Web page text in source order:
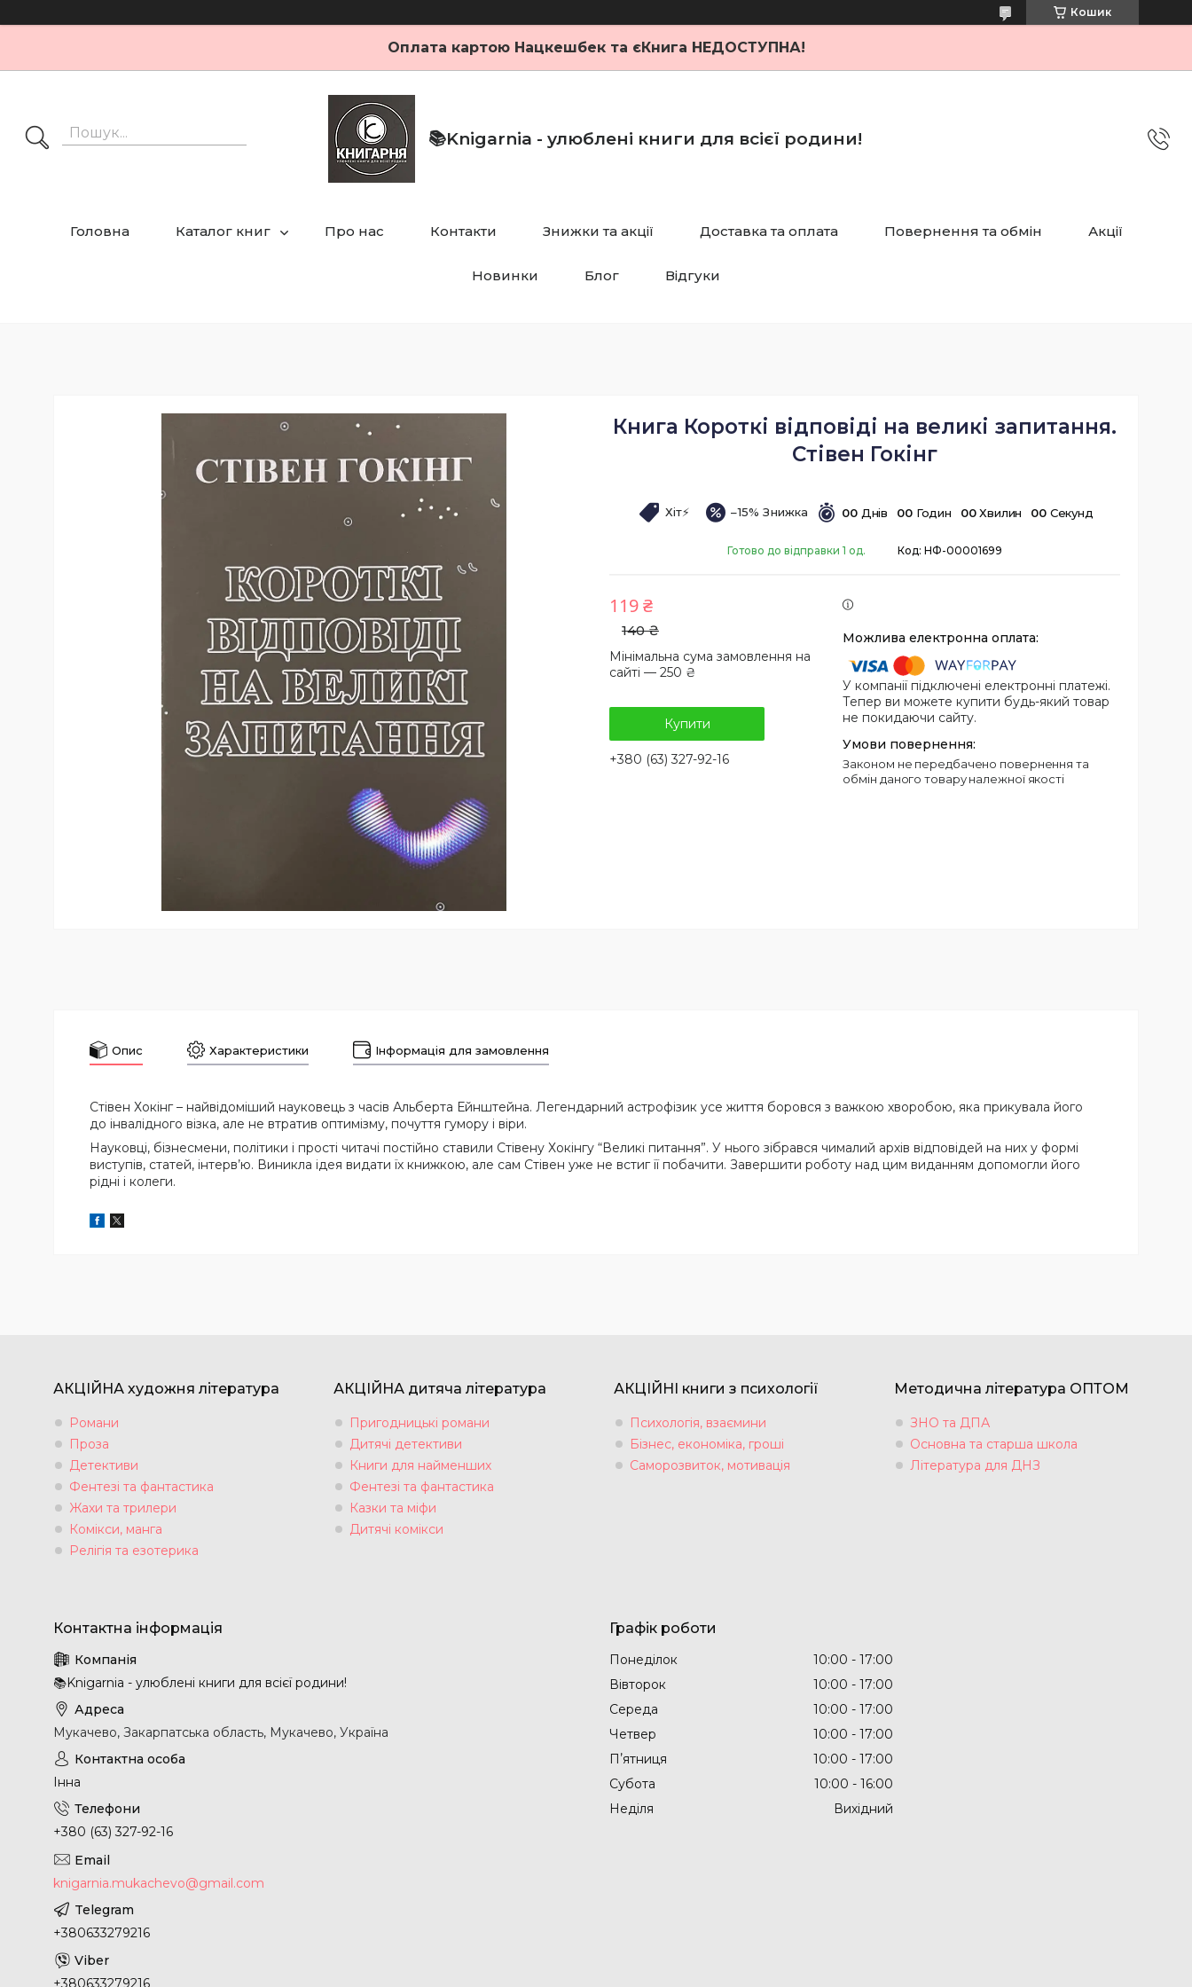
Кошик
Оплата картою Нацкешбек та єКнига НЕДОСТУПНА!
📚Knigarnia - улюблені книги для всієї родини!
Головна Каталог книг Про нас Контакти Знижки та акції Доставка та оплата Повернення та обмін Акції
Новинки Блог Відгуки
Книга Короткі відповіді на великі запитання.
Стівен Гокінг
Хіт⚡️ –15% 00 Днів 00 Годин 00 Хвилин 00 Секунд
Готово до відправки 1 од. Код: НФ-00001699
140 ₴
119 ₴
Мінімальна сума замовлення на
сайті — 250 ₴
Купити
+380 (63) 327-92-16
У компанії підключені електронні платежі.
Тепер ви можете купити будь-який товар
не покидаючи сайту.
Законом не передбачено повернення та
обмін даного товару належної якості
Опис Характеристики Інформація для замовлення
Стівен Хокінг – найвідоміший науковець з часів Альберта Ейнштейна. Легендарний астрофізик усе життя боровся з важкою хворобою, яка прикувала його
до інвалідного візка, але не втратив оптимізму, почуття гумору і віри.
Науковці, бізнесмени, політики і прості читачі постійно ставили Стівену Хокінгу “Великі питання”. У нього зібрався чималий архів відповідей на них у формі
виступів, статей, інтерв’ю. Виникла ідея видати їх книжкою, але сам Стівен уже не встиг її побачити. Завершити роботу над цим виданням допомогли його
рідні і колеги.
АКЦІЙНА художня література
Романи
Проза
Детективи
Фентезі та фантастика
Жахи та трилери
Комікси, манга
Релігія та езотерика
АКЦІЙНА дитяча література
Пригодницькі романи
Дитячі детективи
Книги для найменших
Фентезі та фантастика
Казки та міфи
Дитячі комікси
АКЦІЙНІ книги з психології
Психологія, взаємини
Бізнес, економіка, гроші
Саморозвиток, мотивація
Методична література ОПТОМ
ЗНО та ДПА
Основна та старша школа
Література для ДНЗ
📚Knigarnia - улюблені книги для всієї родини!
Мукачево, Закарпатська область, Мукачево, Україна
Інна
+380 (63) 327-92-16
knigarnia.mukachevo@gmail.com
+380633279216
+380633279216
Графік роботи
Понеділок 10:00
17:00
Вівторок
10:00
17:00
Середа
10:00
17:00
Четвер
10:00
17:00
Пʼятниця
10:00
17:00
Субота
10:00
16:00
Неділя
Вихідний